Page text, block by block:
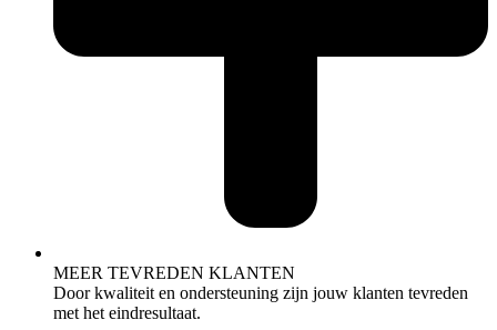
MEER TEVREDEN KLANTEN
Door kwaliteit en ondersteuning zijn jouw klanten tevreden
met het eindresultaat.